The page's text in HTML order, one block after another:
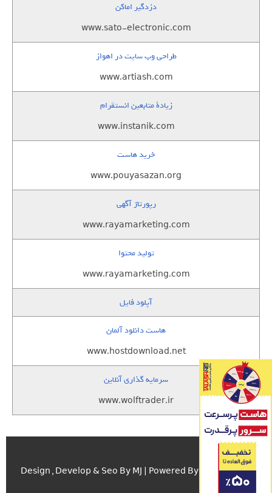
دزدگیر اماکن
www.sato-electronic.com
طراحی وب سایت در اهواز
www.artiash.com
زيادة متابعين انستقرام
www.instanik.com
خرید هاست
www.pouyasazan.org
رپورتاژ آگهی
www.rayamarketing.com
تولید محتوا
www.rayamarketing.com
آپلود فایل
هاست دانلود آلمان
www.hostdownload.net
سرمایه گذاری آنلاین
www.wolftrader.ir
Design , Develop & Seo By MJ | Powered By اسکریپت.com